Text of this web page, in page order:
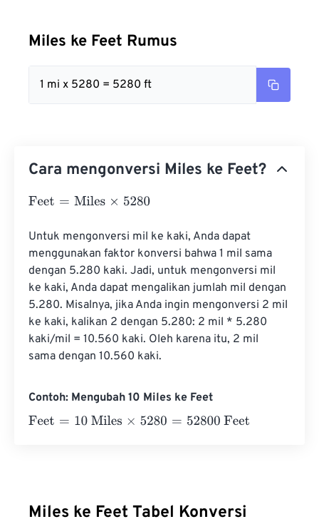
Miles ke Feet Rumus
1 mi x 5280 = 5280 ft
Cara mengonversi Miles ke Feet?
Feet= Miles×5280
Untuk mengonversi mil ke kaki, Anda dapat
menggunakan faktor konversi bahwa 1 mil sama
dengan 5.280 kaki. Jadi, untuk mengonversi mil
ke kaki, Anda dapat mengalikan jumlah mil dengan
5.280. Misalnya, jika Anda ingin mengonversi 2 mil
ke kaki, kalikan 2 dengan 5.280: 2 mil * 5.280
kaki/mil = 10.560 kaki. Oleh karena itu, 2 mil
sama dengan 10.560 kaki.
Contoh: Mengubah 10 Miles ke Feet
Feet= 10 Miles×5280 =52800 Feet
Miles ke Feet Tabel Konversi